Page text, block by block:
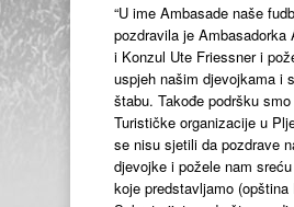
“U ime Ambasade naše
pozdravila je Ambasadorka
i Konzul Ute Friessner i
uspjeh našim djevojkama i
štabu. Takođe podršku
Turističke organizacije u
se nisu sjetili da pozdrave
djevojke i požele nam
koje predstavljamo (opština